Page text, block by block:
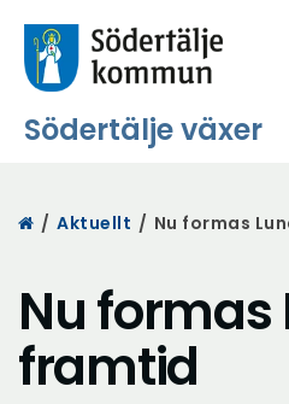
Södertälje växer
Start
/ Aktuellt / Nu formas
Nu formas
framtid